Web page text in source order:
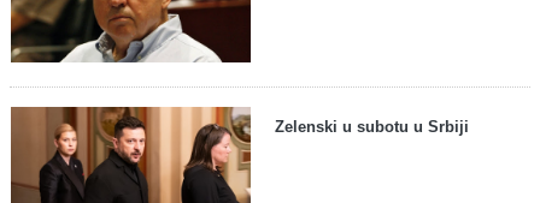
Zelenski u subotu u Srbiji